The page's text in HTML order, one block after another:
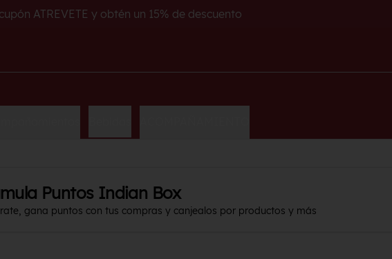
ATREVETE y obtén un 15% de descuento
Puntos Indian Box
gana puntos con tus compras y canjealos por productos y más